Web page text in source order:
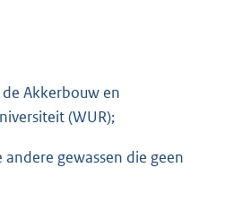
Akkerbouw en
(WUR);
gewassen die geen